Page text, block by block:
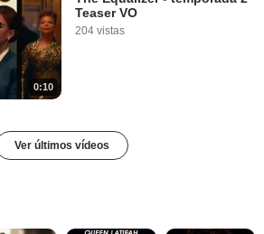
0:10
Teaser VO
204 vistas
Ver últimos vídeos